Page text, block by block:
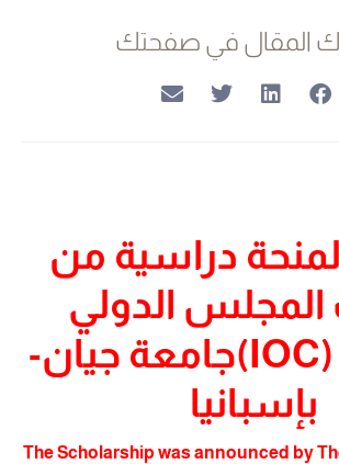
المقال في صفحتك
دراسية من
الدولي
للزيتون (IOC)جامعة جيان-
بإسبانيا
The Scholarship was announced by